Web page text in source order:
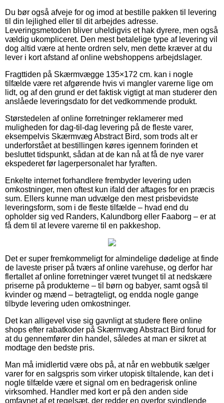
Du bør også afveje for og imod at bestille pakken til levering
til din lejlighed eller til dit arbejdes adresse.
Leveringsmetoden bliver uheldigvis et hak dyrere, men også
vældig ukompliceret. Den mest betalelige type af levering vil
dog altid være at hente ordren selv, men dette kræver at du
lever i kort afstand af online webshoppens arbejdslager.
Fragttiden på Skærmvægge 135×172 cm. kan i nogle
tilfælde være ret afgørende hvis vi mangler varerne lige om
lidt, og af den grund er det faktisk vigtigt at man studerer den
anslåede leveringsdato for det vedkommende produkt.
Størstedelen af online forretninger reklamerer med
muligheden for dag-til-dag levering på de fleste varer,
eksempelvis Skærmvæg Abstract Bird, som trods alt er
underforstået at bestillingen køres igennem forinden et
besluttet tidspunkt, sådan at de kan nå at få de nye varer
ekspederet før lagerpersonalet har fyraften.
Enkelte internet forhandlere frembyder levering uden
omkostninger, men oftest kun ifald der aftages for en præcis
sum. Ellers kunne man udvælge den mest prisbevidste
leveringsform, som i de fleste tilfælde – hvad end du
opholder sig ved Randers, Kalundborg eller Faaborg – er at
få dem til at levere varerne til en pakkeshop.
Det er super fremkommeligt for almindelige dødelige at finde
de laveste priser på tværs af online varehuse, og derfor har
flertallet af online forretninger været tvunget til at nedskære
priserne på produkterne – til børn og babyer, samt også til
kvinder og mænd – betragteligt, og endda nogle gange
tilbyde levering uden omkostninger.
Det kan alligevel vise sig gavnligt at studere flere online
shops efter rabatkoder på Skærmvæg Abstract Bird forud for
at du gennemfører din handel, således at man er sikret at
modtage den bedste pris.
Man må imidlertid være obs på, at når en webbutik sælger
varer for en salgspris som virker utopisk tiltalende, kan det i
nogle tilfælde være et signal om en bedragerisk online
virksomhed. Handler med kort er på den anden side
omfavnet af et regelsæt, der redder en overfor svindlende